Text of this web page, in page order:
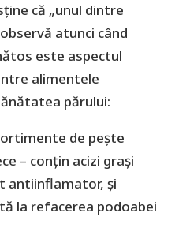
că „unul dintre
atunci când
este aspectul
alimentele
părului:
de pește
– conțin acizi grași
antiinflamator, și
la refacerea podoabei